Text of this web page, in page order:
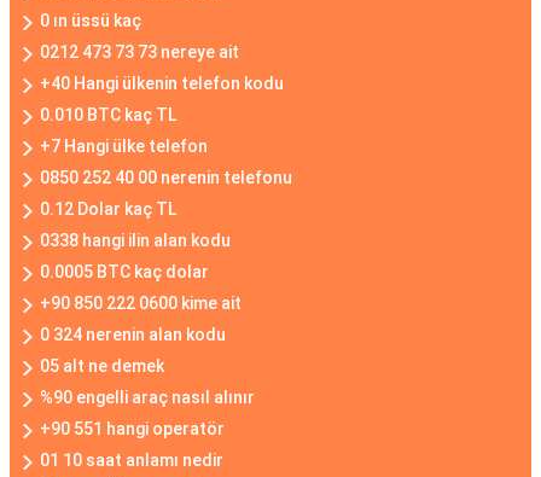
0 ın üssü kaç
0212 473 73 73 nereye ait
+40 Hangi ülkenin telefon kodu
0.010 BTC kaç TL
+7 Hangi ülke telefon
0850 252 40 00 nerenin telefonu
0.12 Dolar kaç TL
0338 hangi ilin alan kodu
0.0005 BTC kaç dolar
+90 850 222 0600 kime ait
0 324 nerenin alan kodu
05 alt ne demek
%90 engelli araç nasıl alınır
+90 551 hangi operatör
01 10 saat anlamı nedir